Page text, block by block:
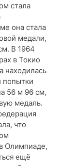
стала
она стала
медали,
В 1964
в Токио
находилась
попытки
56 м 96 см,
медаль.
что
Олимпиаде,
ещё